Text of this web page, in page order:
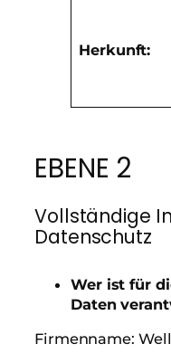
Herkunft:
EBENE 2
Vollständige
Datenschutz
Wer ist für
Daten
Firmenname: